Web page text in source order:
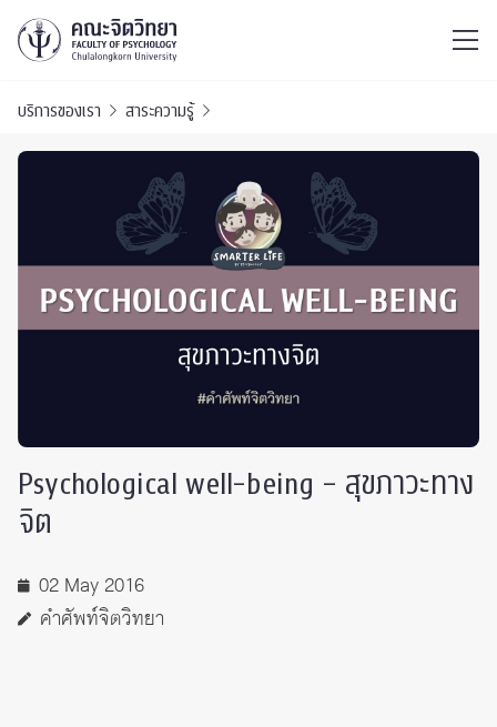
บริการของเรา สาระความรู้
Psychological well-being – สุขภาวะทาง
จิต
02 May 2016
คำศัพท์จิตวิทยา